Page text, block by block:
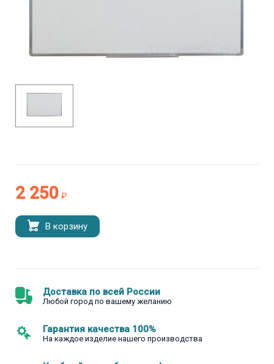
2 250 ₽
В корзину
Доставка по всей России
Любой город по вашему желанию
Гарантия качества 100%
На каждое изделие нашего производства